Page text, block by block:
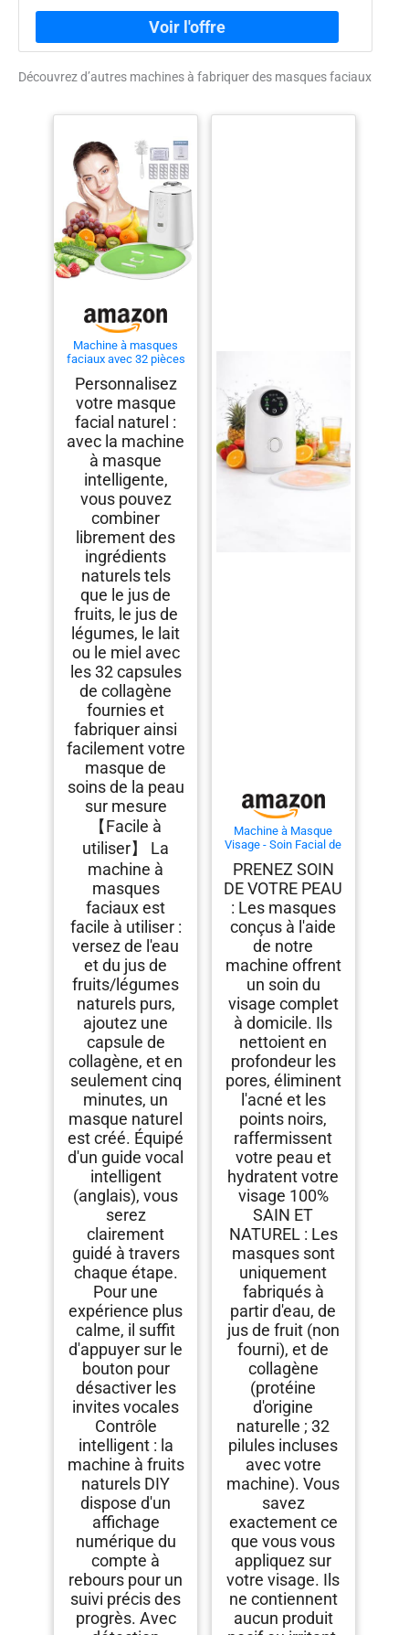
Découvrez d’autres machines à fabriquer des masques faciaux
Machine à masques
faciaux avec 32 pièces
naturel DIY, masques
de vision à faire soi-
même, voix
intelligente, nettoyage
automatique, cadeau
pour les femmes
Personnalisez
votre masque
facial naturel :
avec la machine
à masque
intelligente,
vous pouvez
combiner
librement des
ingrédients
naturels tels
que le jus de
fruits, le jus de
légumes, le lait
ou le miel avec
les 32 capsules
de collagène
fournies et
fabriquer ainsi
facilement votre
masque de
soins de la peau
sur mesure
【Facile à
utiliser】 La
machine à
masques
faciaux est
facile à utiliser :
versez de l'eau
et du jus de
fruits/légumes
naturels purs,
ajoutez une
capsule de
collagène, et en
seulement cinq
minutes, un
masque naturel
est créé. Équipé
d'un guide vocal
intelligent
(anglais), vous
serez
clairement
guidé à travers
chaque étape.
Pour une
expérience plus
calme, il suffit
d'appuyer sur le
bouton pour
désactiver les
invites vocales
Contrôle
intelligent : la
machine à fruits
naturels DIY
dispose d'un
affichage
numérique du
compte à
rebours pour un
suivi précis des
progrès. Avec
Machine à Masque
Visage - Soin Facial de
Yourself (DIY) pour
Nettoyer les Pores,
Éliminer l'Acné et
Points Noirs, Raffermir
et Hydrater la Peau
PRENEZ SOIN
DE VOTRE PEAU
: Les masques
conçus à l'aide
de notre
machine offrent
un soin du
visage complet
à domicile. Ils
nettoient en
profondeur les
pores, éliminent
l'acné et les
points noirs,
raffermissent
votre peau et
hydratent votre
visage 100%
SAIN ET
NATUREL : Les
masques sont
uniquement
fabriqués à
partir d'eau, de
jus de fruit (non
fourni), et de
collagène
(protéine
d'origine
naturelle ; 32
pilules incluses
avec votre
machine). Vous
savez
exactement ce
que vous vous
appliquez sur
votre visage. Ils
ne contiennent
aucun produit